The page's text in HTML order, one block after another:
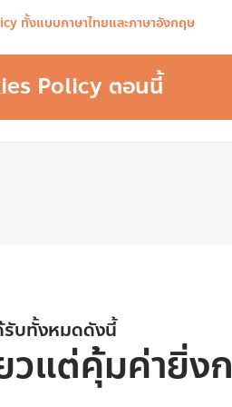
Policy ตอนนี้
ทั้งแบบภาษาไทยและภาษาอังกฤษ
รับทั้งหมดดังนี้
วแต่คุ้มค่ายิ่ง